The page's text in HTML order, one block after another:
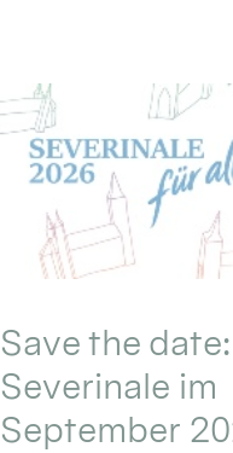
Save the
Severinale im
September